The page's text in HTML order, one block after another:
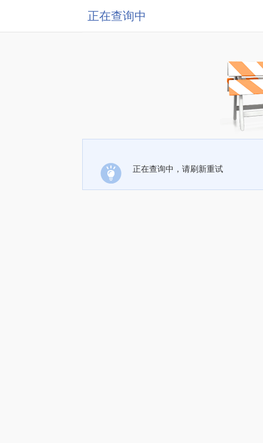
正在查询中
正在查询中，请刷新重试